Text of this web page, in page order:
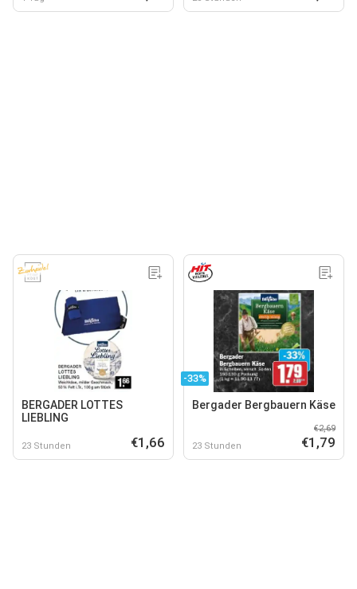
BERGADER LOTTES
LIEBLING
23 Stunden €1,66
-33%
Bergader Bergbauern Käse
23 Stunden
€2,69
€1,79